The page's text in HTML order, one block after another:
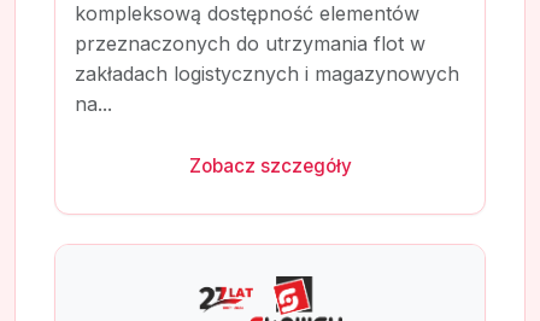
kompleksową dostępność elementów
przeznaczonych do utrzymania flot w
zakładach logistycznych i magazynowych
na...
Zobacz szczegóły